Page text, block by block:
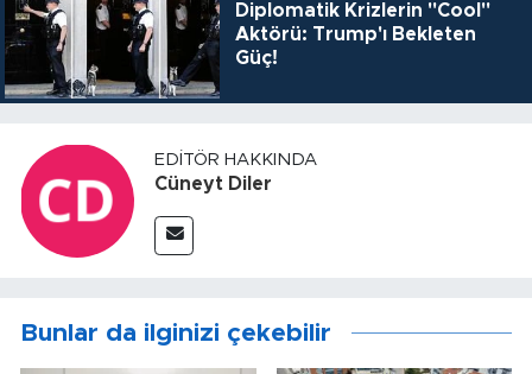
Diplomatik Krizlerin "Cool"
Aktörü: Trump'ı Bekleten
Güç!
EDITÖR HAKKINDA
Cüneyt Diler
Bunlar da ilginizi çekebilir